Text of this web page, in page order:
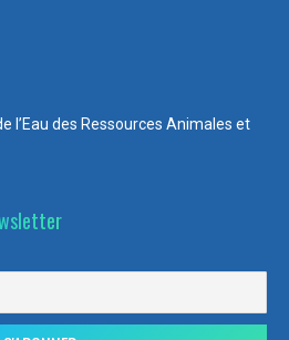
l’Eau des Ressources Animales et